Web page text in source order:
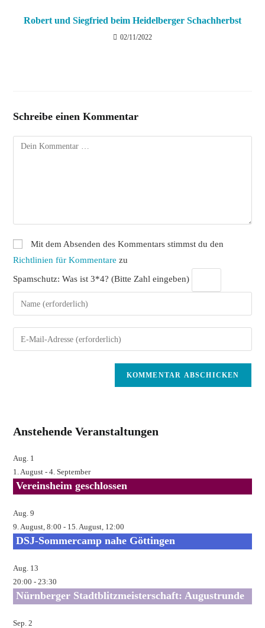
Robert und Siegfried beim Heidelberger Schachherbst
02/11/2022
Schreibe einen Kommentar
Kommentar
Mit dem Absenden des Kommentars stimmst du den
Richtlinien für Kommentare zu
Spamschutz: Was ist 3*4? (Bitte Zahl eingeben)
Gib
deinen
Namen
oder
Gib
deine
ein
Anstehende Veranstaltungen
Aug. 1
1. August -4. September
Vereinsheim geschlossen
Aug.9
9. August, 8:00 - 15. August, 12:00
DSJ-Sommercamp nahe Göttingen
Aug. 13
20:00 -23:30
Nürnberger Stadtblitzmeisterschaft: Augustrunde
Sep.2